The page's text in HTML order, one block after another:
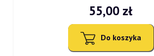
55,00 zł
Do koszyka